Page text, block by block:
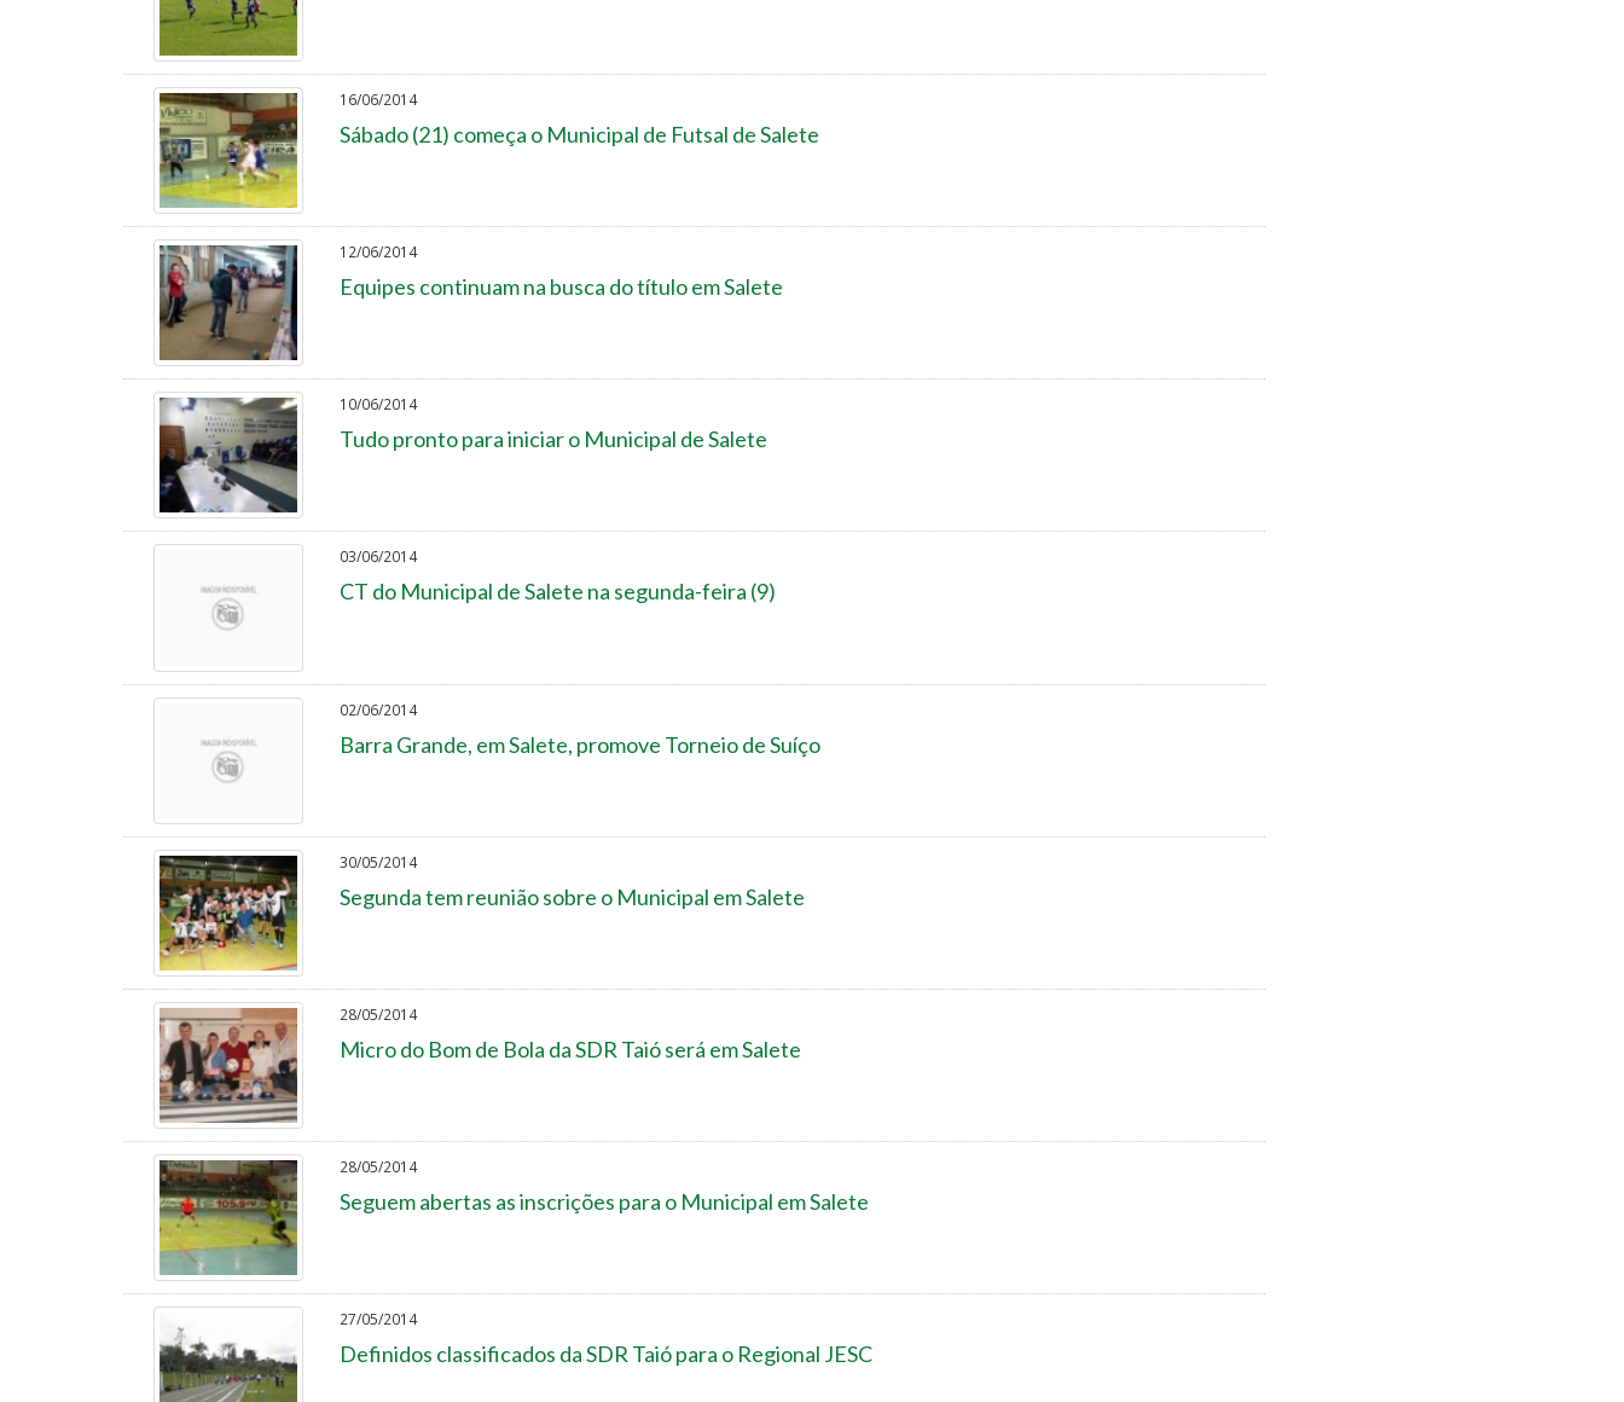
16/06/2014
Sábado (21) começa o Municipal de Futsal de Salete
12/06/2014
Equipes continuam na busca do título em Salete
10/06/2014
Tudo pronto para iniciar o Municipal de Salete
03/06/2014
CT do Municipal de Salete na segunda-feira (9)
02/06/2014
Barra Grande, em Salete, promove Torneio de Suíço
30/05/2014
Segunda tem reunião sobre o Municipal em Salete
28/05/2014
Micro do Bom de Bola da SDR Taió será em Salete
28/05/2014
Seguem abertas as inscrições para o Municipal em Salete
27/05/2014
Definidos classificados da SDR Taió para o Regional JESC